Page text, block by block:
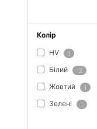
Колір
HV 1
Білий 12
Жовтий 1
Зелені 1